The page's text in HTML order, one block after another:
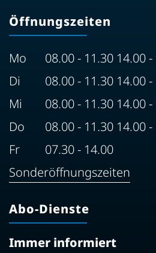
Öffnungszeiten
Mo
08.00 - 11.30 14.00
Di
08.00 - 11.30 14.00
Mi
08.00 - 11.30 14.00
Do
08.00 - 11.30 14.00
Fr
07.30 - 14.00
Sonderöffnungszeiten
Abo-Dienste
Immer informiert